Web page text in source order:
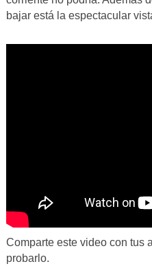
bajar está la espectacular
Comparte este video con tus
probarlo.